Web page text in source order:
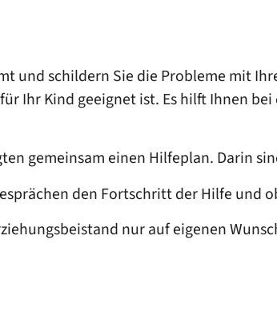
und schildern Sie die Probleme mit
Ihr Kind geeignet ist. Es hilft Ihnen
gemeinsam einen Hilfeplan. Darin
den Fortschritt der Hilfe und
nur auf eigenen